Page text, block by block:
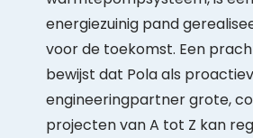
energiezuinig pand
voor de toekomst. Een
bewijst dat Pola als
engineeringpartner grote,
projecten van A tot Z kan